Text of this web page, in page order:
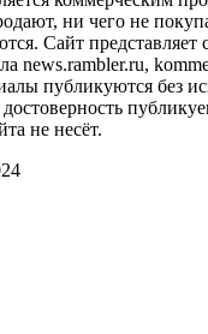
ни чего не
Сайт представляет
news.rambler.ru,
публикуются без
достоверность
не несёт.